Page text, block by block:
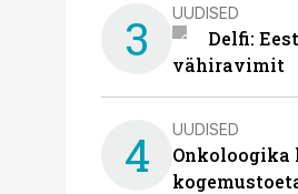
3 UUDISED
Delfi:
vähiravimit
4 UUDISED
Onkoloogika